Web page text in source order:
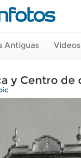
Antiguas
y Centro de